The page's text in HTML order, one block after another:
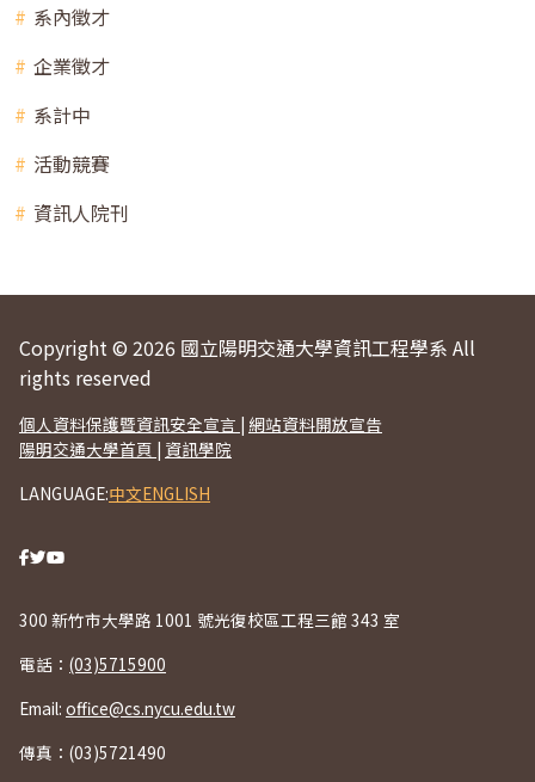
系內徵才
企業徵才
系計中
活動競賽
資訊人院刊
Copyright © 2026 國立陽明交通大學資訊工程學系 All
rights reserved
個人資料保護暨資訊安全宣言 | 網站資料開放宣告
陽明交通大學首頁 | 資訊學院
LANGUAGE:中文ENGLISH
300 新竹市大學路 1001 號光復校區工程三館 343 室
電話： (03)5715900
Email: office@cs.nycu.edu.tw
傳真：(03)5721490